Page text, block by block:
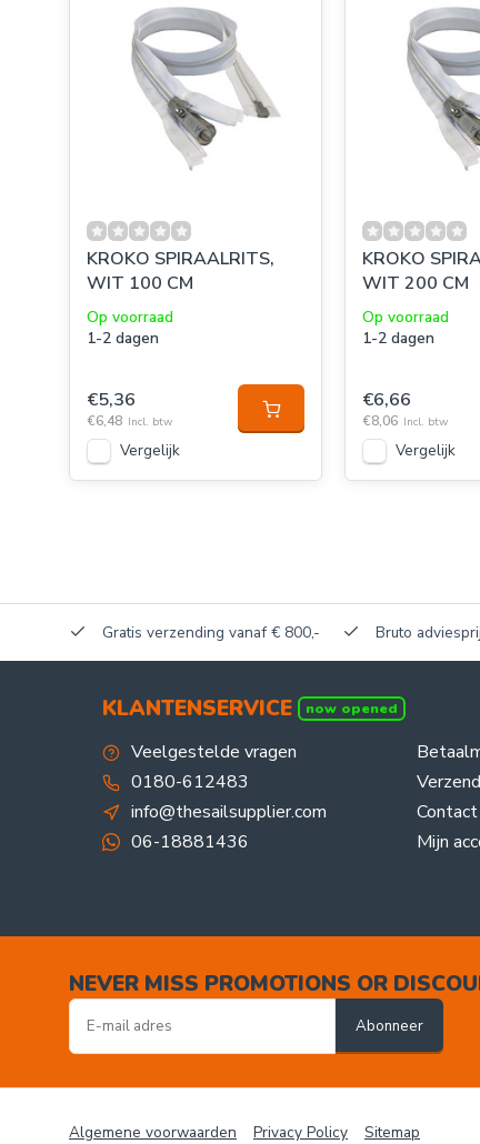
KROKO SPIRAALRITS,
WIT 100 CM
Op voorraad
1-2 dagen
€5,36
€6,48 Incl. btw
Vergelijk
KROKO
WIT 200 CM
Op voorraad
1-2 dagen
€6,66
€8,06 Incl. btw
Vergelijk
Gratis verzending vanaf € 800,- Bruto
KLANTENSERVICE now opened
Veelgestelde vragen
0180-612483
info@thesailsupplier.com
06-18881436
Contact
Mijn
NEVER MISS PROMOTIONS OR
Abonneer
Algemene voorwaarden Privacy Policy Sitemap